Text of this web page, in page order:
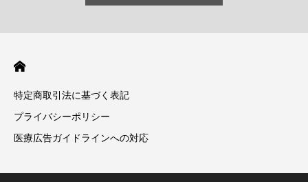
特定商取引法に基づく表記
プライバシーポリシー
医療広告ガイドラインへの対応